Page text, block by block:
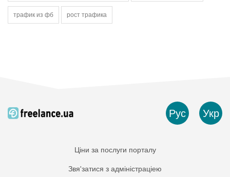
трафик из фб рост трафика
Рус Укр
Ціни за послуги порталу
Звя'затися з адміністраціею